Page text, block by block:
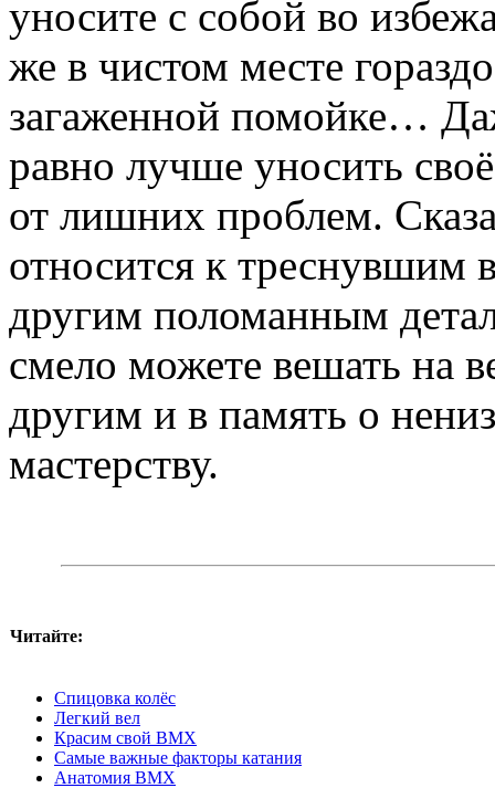
уносите с собой во
же в чистом месте
загаженной помойке…
равно лучше уносить
от лишних проблем.
относится к треснувшим
другим поломанным
смело можете вешать на
другим и в память о
мастерству.
Читайте:
Спицовка колёс
Легкий вел
Красим свой BMX
Самые важные факторы катания
Анатомия BMX